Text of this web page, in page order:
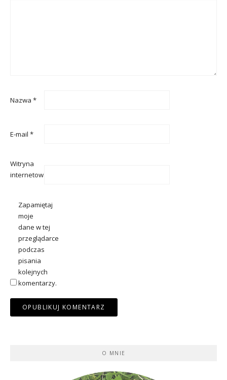
Nazwa *
E-mail *
Witryna
internetowa
Zapamiętaj
moje
dane w tej
przeglądarce
podczas
pisania
kolejnych
komentarzy.
O MNIE